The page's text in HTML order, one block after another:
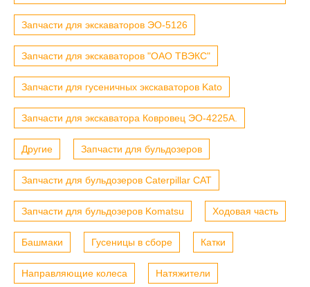
Запчасти для экскаваторов ЭО-5126
Запчасти для экскаваторов "ОАО ТВЭКС"
Запчасти для гусеничных экскаваторов Kato
Запчасти для экскаватора Ковровец ЭО-4225А.
Другие Запчасти для бульдозеров
Запчасти для бульдозеров Caterpillar CAT
Запчасти для бульдозеров Komatsu Ходовая часть
Башмаки Гусеницы в сборе Катки
Направляющие колеса Натяжители